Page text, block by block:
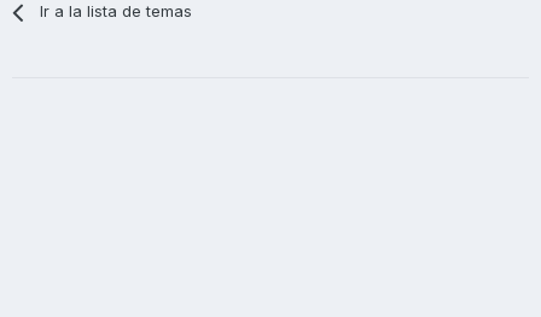
Ir a la lista de temas